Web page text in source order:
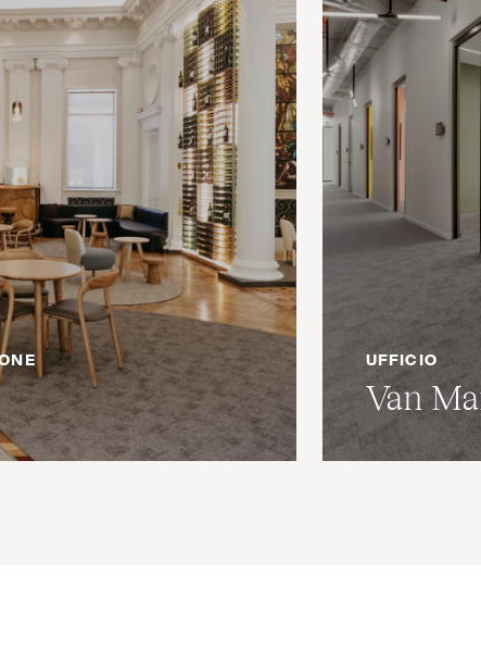
UFFICIO
Van